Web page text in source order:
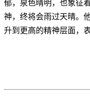
郁，泉色晴明，也象征
神，终将会雨过天晴。
升到更高的精神层面，